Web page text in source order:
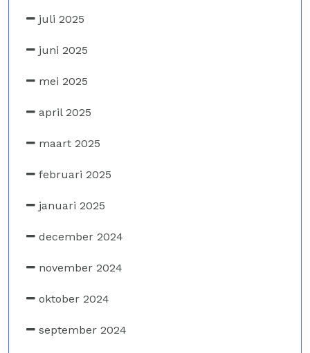
juli 2025
juni 2025
mei 2025
april 2025
maart 2025
februari 2025
januari 2025
december 2024
november 2024
oktober 2024
september 2024